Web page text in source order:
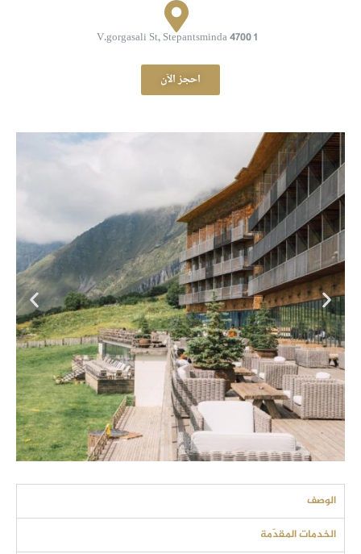
1 V.gorgasali St, Stepantsminda 4700
احجز الآن
الوصف
الخدمات المقدّمة